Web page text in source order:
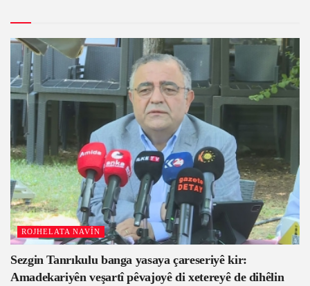
ROJHELATA NAVÎN
Sezgin Tanrıkulu banga yasaya çareseriyê kir:
Amadekariyên veşartî pêvajoyê di xetereyê de dihêlin